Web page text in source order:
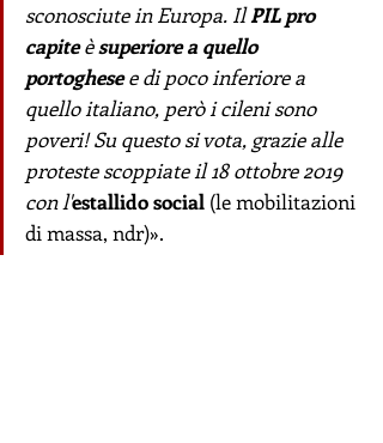
sconosciute in Europa. Il PIL pro
capite è superiore a quello
portoghese e di poco inferiore a
quello italiano, però i cileni sono
poveri! Su questo si vota, grazie alle
proteste scoppiate il 18 ottobre 2019
con l'estallido social (le mobilitazioni
di massa, ndr)».